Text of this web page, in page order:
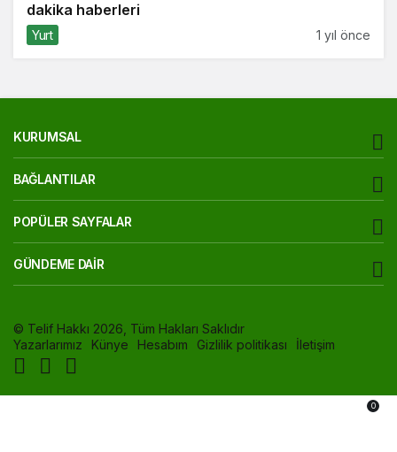
dakika haberleri
Yurt 1 yıl önce
KURUMSAL
BAĞLANTILAR
POPÜLER SAYFALAR
GÜNDEME DAIR
© Telif Hakkı 2026, Tüm Hakları Saklıdır
Yazarlarımız
Künye Hesabım Gizlilik politikası İletişim
0